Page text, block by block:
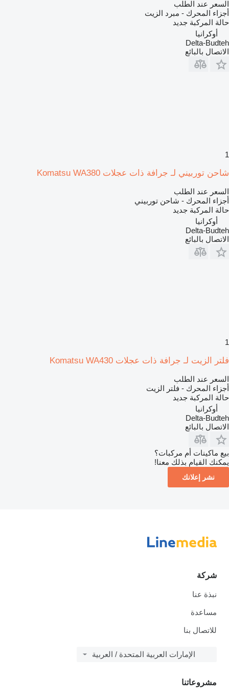
السعر عند الطلب
أجزاء المحرك - مبرد الزيت
حالة المركبة جديد
أوكرانيا
Delta-Budteh
الاتصال بالبائع
1
شاحن توربيني لـ جرافة ذات عجلات Komatsu WA380
السعر عند الطلب
أجزاء المحرك - شاحن توربيني
حالة المركبة جديد
أوكرانيا
Delta-Budteh
الاتصال بالبائع
1
فلتر الزيت لـ جرافة ذات عجلات Komatsu WA430
السعر عند الطلب
أجزاء المحرك - فلتر الزيت
حالة المركبة جديد
أوكرانيا
Delta-Budteh
الاتصال بالبائع
بيع ماكينات أم مركبات؟
يمكنك القيام بذلك معنا!
نشر إعلانك
شركة
نبذة عنا
مساعدة
للاتصال بنا
الإمارات العربية المتحدة / العربية
مشروعاتنا